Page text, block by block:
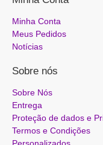
Minha Conta
Meus Pedidos
Notícias
Sobre nós
Sobre Nós
Entrega
Proteção de dados e
Termos e Condições